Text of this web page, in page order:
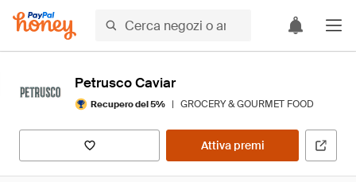
Petrusco Caviar
Recupero del 5% | GROCERY & GOURMET FOOD
Attiva premi